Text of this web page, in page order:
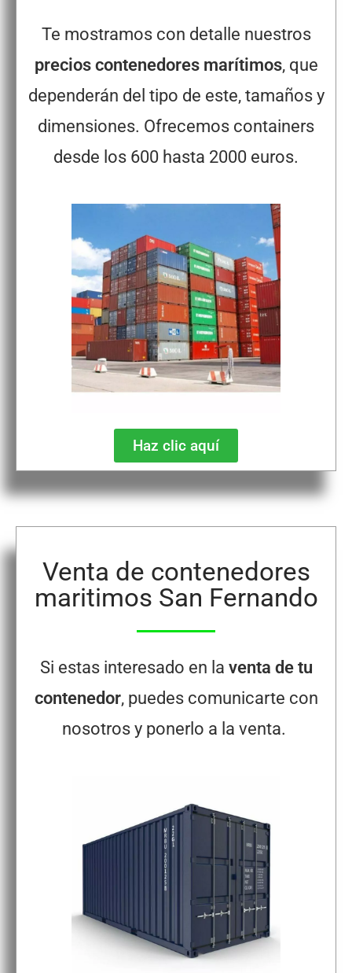
Te mostramos con detalle nuestros
precios contenedores marítimos, que
dependerán del tipo de este, tamaños y
dimensiones. Ofrecemos containers
desde los 600 hasta 2000 euros.
Haz clic aquí
Venta de contenedores
maritimos San Fernando
Si estas interesado en la venta de tu
contenedor, puedes comunicarte con
nosotros y ponerlo a la venta.